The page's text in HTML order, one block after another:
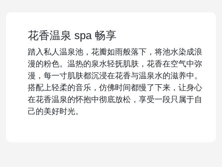
花香温泉 spa 畅享
踏入私人温泉池，花瓣如雨般落下，将池水染成浪
漫的粉色。温热的泉水轻抚肌肤，花香在空气中弥
漫，每一寸肌肤都沉浸在花香与温泉水的滋养中。
搭配上轻柔的音乐，仿佛时间都慢了下来，让身心
在花香温泉的怀抱中彻底放松，享受一段只属于自
己的美好时光。